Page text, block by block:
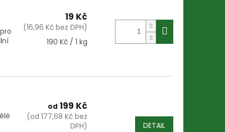
19 Kč
(16,96 Kč bez DPH)
Měrná
190 Kč / 1 kg
od 199 Kč
(od 177,68 Kč bez
DPH)
DETAIL